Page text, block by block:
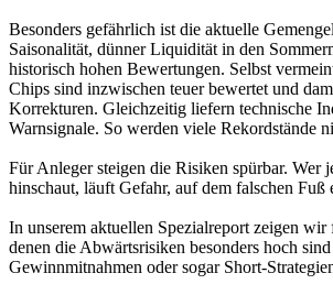
Besonders gefährlich ist die aktuelle
Saisonalität, dünner Liquidität in den
historisch hohen Bewertungen. Selbst
Chips sind inzwischen teuer bewertet und
Korrekturen. Gleichzeitig liefern technische
Warnsignale. So werden viele Rekordstände
Für Anleger steigen die Risiken spürbar. Wer
hinschaut, läuft Gefahr, auf dem falschen Fuß
In unserem aktuellen Spezialreport zeigen
denen die Abwärtsrisiken besonders hoch
Gewinnmitnahmen oder sogar Short-